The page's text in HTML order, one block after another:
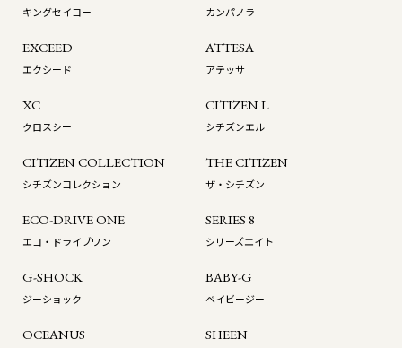
キングセイコー カンパノラ
EXCEED
エクシード
ATTESA
アテッサ
XC
クロスシー
CITIZEN L
シチズンエル
CITIZEN COLLECTION
シチズンコレクション
THE CITIZEN
ザ・シチズン
ECO-DRIVE ONE
エコ・ドライブワン
SERIES 8
シリーズエイト
G-SHOCK
ジーショック
BABY-G
ベイビージー
OCEANUS SHEEN